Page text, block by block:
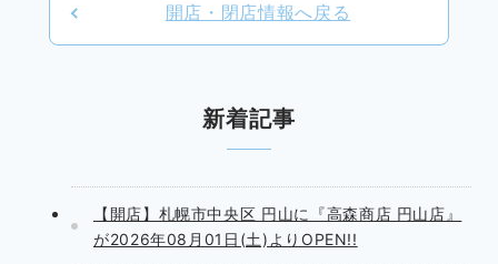
開店・閉店情報へ戻る
新着記事
【開店】札幌市中央区 円山に『高森商店 円山店』
が2026年08月01日(土)よりOPEN!!